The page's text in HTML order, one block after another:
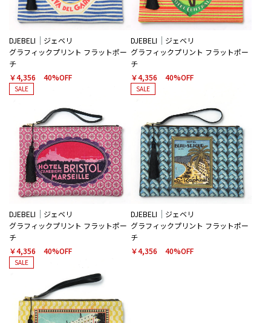
DJEBELI
ジェベリ
グラフィックプリント フラットポー
チ
￥4,356
40%OFF
DJEBELI
ジェベリ
グラフィックプリント フラットポー
チ
￥4,356
40%OFF
SALE
DJEBELI
ジェベリ
グラフィックプリント フラットポー
チ
￥4,356
40%OFF
SALE
DJEBELI
ジェベリ
グラフィックプリント フラットポー
チ
￥4,356
40%OFF
SALE